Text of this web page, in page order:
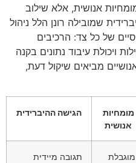
אנושית, אלא שילוב
שמובילה רונן הלל ניהול
של כל צד: הרכיבים
ויכולת עיבוד נתונים בקנה
מביאים שיקול דעת,
מומחיות
אנושית
הגישה ההיברידית
מוגבלת
תגובה מיידית